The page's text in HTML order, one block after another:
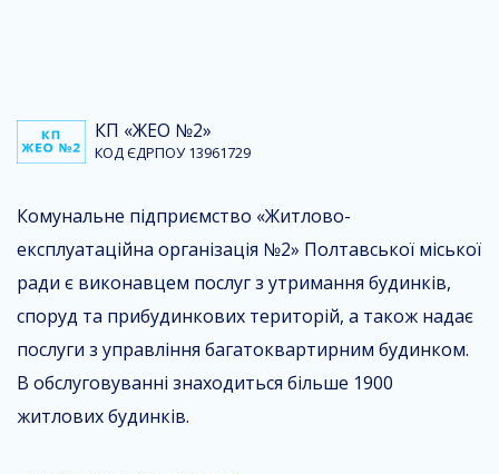
КП «ЖЕО №2»
КОД ЄДРПОУ 13961729
Комунальне підприємство «Житлово-
експлуатаційна організація №2» Полтавської міської
ради є виконавцем послуг з утримання будинків,
споруд та прибудинкових територій, а також надає
послуги з управління багатоквартирним будинком.
В обслуговуванні знаходиться більше 1900
житлових будинків.